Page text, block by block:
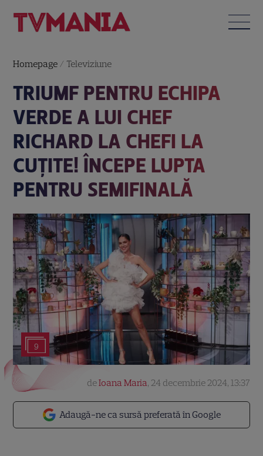
Homepage / Televiziune
TRIUMF PENTRU ECHIPA
VERDE A LUI CHEF
RICHARD LA CHEFI LA
CUȚITE! ÎNCEPE LUPTA
PENTRU SEMIFINALĂ
9
Adaugă-ne ca sursă preferată în Google
deIoana Maria, 24 decembrie 2024, 13:37